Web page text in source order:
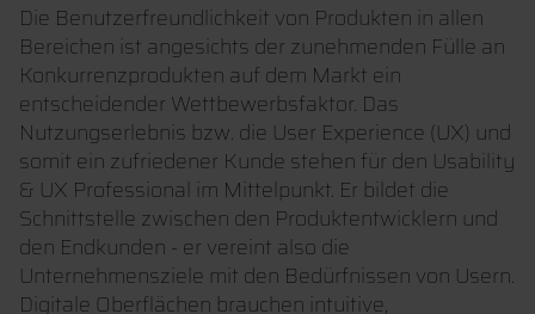
Die Benutzerfreundlichkeit von Produkten in allen
Bereichen ist angesichts der zunehmenden Fülle an
Konkurrenzprodukten auf dem Markt ein
entscheidender Wettbewerbsfaktor. Das
Nutzungserlebnis bzw. die User Experience (UX) und
somit ein zufriedener Kunde stehen für den Usability
& UX Professional im Mittelpunkt. Er bildet die
Schnittstelle zwischen den Produktentwicklern und
den Endkunden - er vereint also die
Unternehmensziele mit den Bedürfnissen von Usern.
Digitale Oberflächen brauchen intuitive,